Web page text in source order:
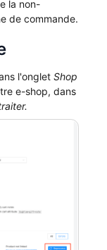
la non-
de commande.
l'ongletShop
e-shop, dans